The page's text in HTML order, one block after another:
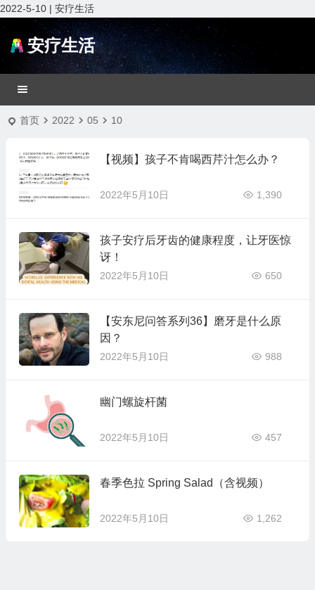
2022-5-10 | 安疗生活
安疗生活
首页 2022 05 10
【视频】孩子不肯喝西芹汁怎么办？
2022年5月10日 1,390
孩子安疗后牙齿的健康程度，让牙医惊
讶！
2022年5月10日 650
【安东尼问答系列36】磨牙是什么原
因？
2022年5月10日 988
幽门螺旋杆菌
2022年5月10日 457
春季色拉 Spring Salad（含视频）
2022年5月10日 1,262